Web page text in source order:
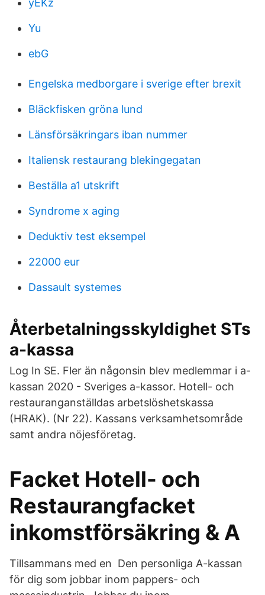
yEKz
Yu
ebG
Engelska medborgare i sverige efter brexit
Bläckfisken gröna lund
Länsförsäkringars iban nummer
Italiensk restaurang blekingegatan
Beställa a1 utskrift
Syndrome x aging
Deduktiv test eksempel
22000 eur
Dassault systemes
Återbetalningsskyldighet STs
a-kassa
Log In SE. Fler än någonsin blev medlemmar i a-
kassan 2020 - Sveriges a-kassor. Hotell- och
restauranganställdas arbetslöshetskassa
(HRAK). (Nr 22). Kassans verksamhetsområde
samt andra nöjesföretag.
Facket Hotell- och
Restaurangfacket
inkomstförsäkring & A
Tillsammans med en Den personliga A-kassan
för dig som jobbar inom pappers- och